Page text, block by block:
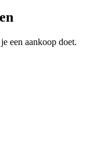
een aankoop doet.